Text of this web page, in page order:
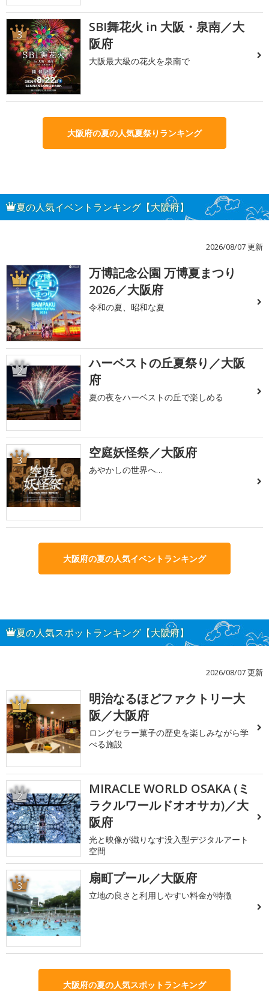
3
SBI舞花火 in 大阪・泉南／大
阪府
大阪最大級の花火を泉南で
大阪府の夏の人気夏祭りランキング
夏の人気イベントランキング【大阪府】
2026/08/07 更新
1
万博記念公園 万博夏まつり
2026／大阪府
令和の夏、昭和な夏
2
ハーベストの丘夏祭り／大阪
府
夏の夜をハーベストの丘で楽しめる
3 空庭妖怪祭／大阪府
あやかしの世界へ…
大阪府の夏の人気イベントランキング
夏の人気スポットランキング【大阪府】
2026/08/07 更新
1
明治なるほどファクトリー大
阪／大阪府
ロングセラー菓子の歴史を楽しみながら学
べる施設
2
MIRACLE WORLD OSAKA (ミ
ラクルワールドオオサカ)／大
阪府
光と映像が織りなす没入型デジタルアート
空間
3 扇町プール／大阪府
立地の良さと利用しやすい料金が特徴
大阪府の夏の人気スポットランキング